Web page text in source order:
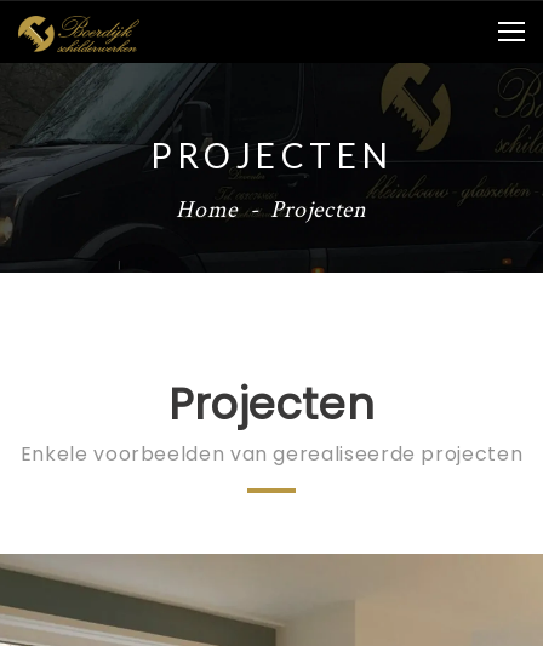
PROJECTEN
Home- Projecten
Projecten
Enkele voorbeelden van gerealiseerde projecten